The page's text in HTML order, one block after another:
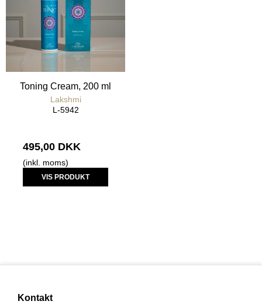
Toning Cream, 200 ml
Lakshmi
L-5942
495,00 DKK
(inkl. moms)
VIS PRODUKT
Kontakt